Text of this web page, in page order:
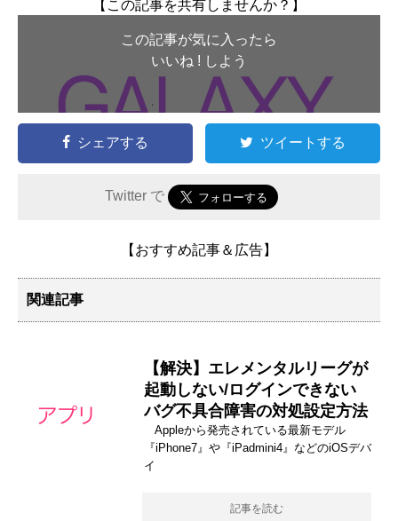
【この記事を共有しませんか？】
この記事が気に入ったら
いいね ! しよう
シェアする ツイートする
Twitter で
【おすすめ記事＆広告】
関連記事
【解決】エレメンタルリーグが
起動しない/ログインできない
バグ不具合障害の対処設定方法
Appleから発売されている最新モデル
『iPhone7』や『iPadmini4』などのiOSデバ
イ
記事を読む